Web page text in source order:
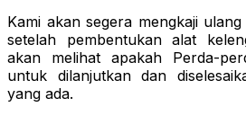
Kami akan segera mengkaji
setelah pembentukan alat
akan melihat apakah Perda-
untuk dilanjutkan dan
yang ada.